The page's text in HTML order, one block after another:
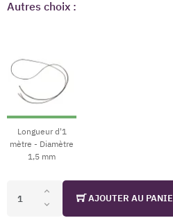
Autres choix :
Longueur d'1
mètre - Diamètre
1,5 mm
AJOUTER AU